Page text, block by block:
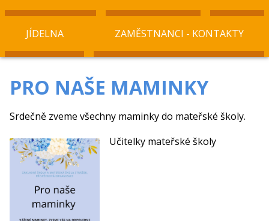
JÍDELNA ZAMĚSTNANCI - KONTAKTY
PRO NAŠE MAMINKY
Srdečně zveme všechny maminky do mateřské školy.
Učitelky mateřské školy